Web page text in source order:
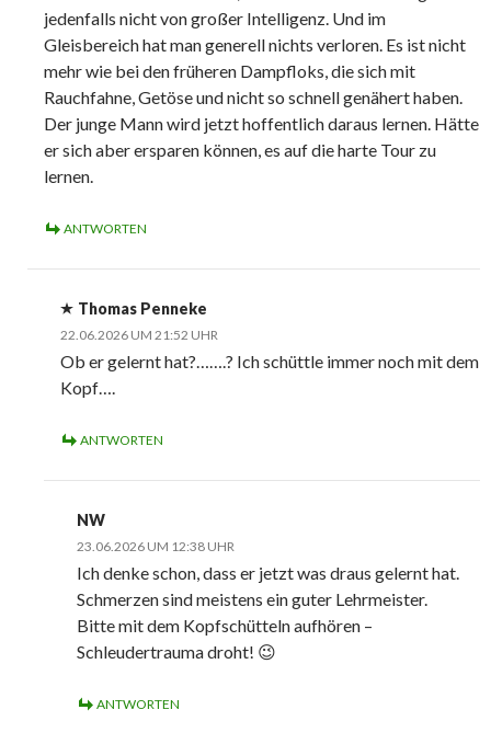
jedenfalls nicht von großer Intelligenz. Und im
Gleisbereich hat man generell nichts verloren. Es ist nicht
mehr wie bei den früheren Dampfloks, die sich mit
Rauchfahne, Getöse und nicht so schnell genähert haben.
Der junge Mann wird jetzt hoffentlich daraus lernen. Hätte
er sich aber ersparen können, es auf die harte Tour zu
lernen.
ANTWORTEN
Thomas Penneke
22.06.2026 UM 21:52 UHR
Ob er gelernt hat?…….? Ich schüttle immer noch mit dem
Kopf….
ANTWORTEN
NW
23.06.2026 UM 12:38 UHR
Ich denke schon, dass er jetzt was draus gelernt hat.
Schmerzen sind meistens ein guter Lehrmeister.
Bitte mit dem Kopfschütteln aufhören –
Schleudertrauma droht! 😉
ANTWORTEN